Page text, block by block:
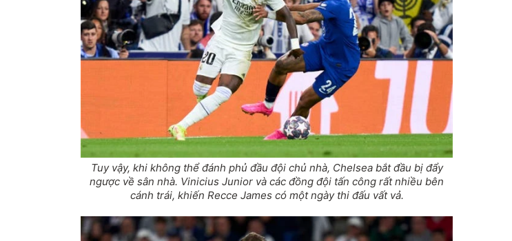
Tuy vậy, khi không thể đánh phủ đầu đội chủ nhà, Chelsea bắt đầu bị đẩy
ngược về sân nhà. Vinicius Junior và các đồng đội tấn công rất nhiều bên
cánh trái, khiến Recce James có một ngày thi đấu vất vả.